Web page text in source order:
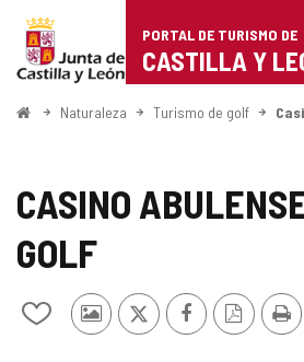
Portal
de
Turismo
Castilla
León
PORTAL DE TURISMO DE
CASTILLA Y
InicioNaturaleza Turismo de golf
CASINO
GOLF
Añadir/quitar
Fotos
de
X FacebookVersión
PDF